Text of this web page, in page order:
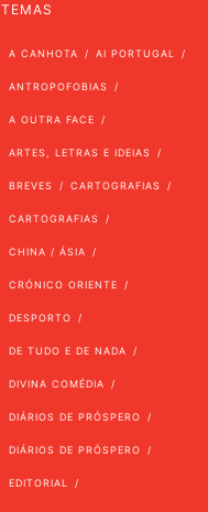
TEMAS
A CANHOTA AI PORTUGAL
ANTROPOFOBIAS
A OUTRA FACE
ARTES, LETRAS E IDEIAS
BREVES CARTOGRAFIAS
CARTOGRAFIAS
CHINA / ÁSIA
CRÓNICO ORIENTE
DESPORTO
DE TUDO E DE NADA
DIVINA COMÉDIA
DIÁRIOS DE PRÓSPERO
DIÁRIOS DE PRÓSPERO
EDITORIAL